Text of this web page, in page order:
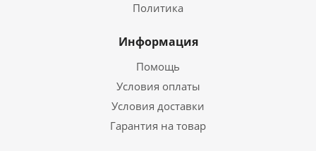
Политика
Информация
Помощь
Условия оплаты
Условия доставки
Гарантия на товар